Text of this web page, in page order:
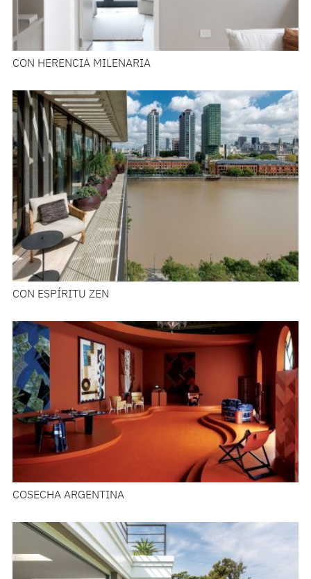
CON HERENCIA MILENARIA
CON ESPÍRITU ZEN
COSECHA ARGENTINA